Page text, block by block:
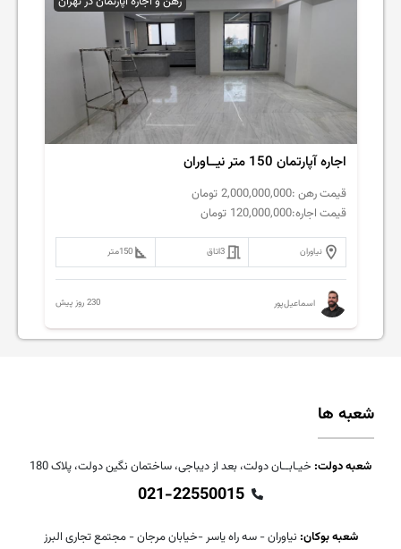
اجاره آپارتمان 150 متر نیــاوران
قیمت رهن :2,000,000,000 تومان
قیمت اجاره:120,000,000 تومان
نیاوران 3اتاق 150متر
اسماعیل‌پور 230 روز پیش
شعبه ها
شعبه دولت: خیـابــان دولت، بعد از دیباجی، ساختمان نگین دولت، پلاک 180
021-22550015
شعبه بوکان: نیاوران - سه راه یاسر -خیابان مرجان - مجتمع تجاری البرز